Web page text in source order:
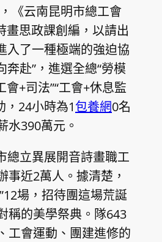
《云南昆明市總工會
畫思政課創編，以請出
入了一種極端的強迫協
赴”，進選全總“勞模
+司法”“工會+休息監
，24小時為1包養網0名
水390萬元。
總立異展開音詩畫職工
近2萬人。據清楚，
場，招待團這場荒誕
稱的美學祭典。隊643
工會運動、團建進修的